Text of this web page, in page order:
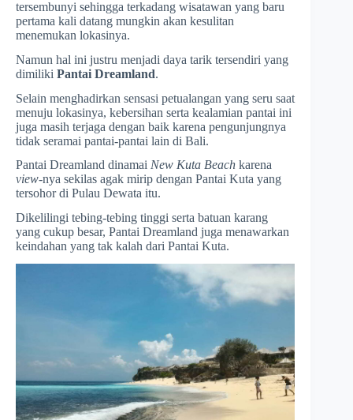
tersembunyi sehingga terkadang wisatawan yang baru
pertama kali datang mungkin akan kesulitan
menemukan lokasinya.
Namun hal ini justru menjadi daya tarik tersendiri yang
dimiliki Pantai Dreamland.
Selain menghadirkan sensasi petualangan yang seru saat
menuju lokasinya, kebersihan serta kealamian pantai ini
juga masih terjaga dengan baik karena pengunjungnya
tidak seramai pantai-pantai lain di Bali.
Pantai Dreamland dinamai New Kuta Beach karena
view-nya sekilas agak mirip dengan Pantai Kuta yang
tersohor di Pulau Dewata itu.
Dikelilingi tebing-tebing tinggi serta batuan karang
yang cukup besar, Pantai Dreamland juga menawarkan
keindahan yang tak kalah dari Pantai Kuta.